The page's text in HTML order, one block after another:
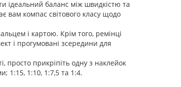
ідеальний баланс між швидкістю та
вам компас світового класу щодо
і картою. Крім того, ремінці
і прогумовані зсередини для
просто прикріпіть одну з наклейок
1:15, 1:10, 1:7,5 та 1:4.